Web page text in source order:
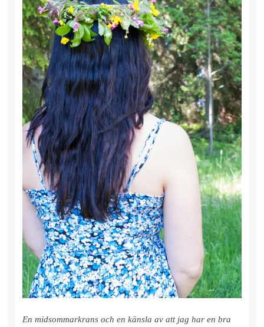
En midsommarkrans och en känsla av att jag har en bra